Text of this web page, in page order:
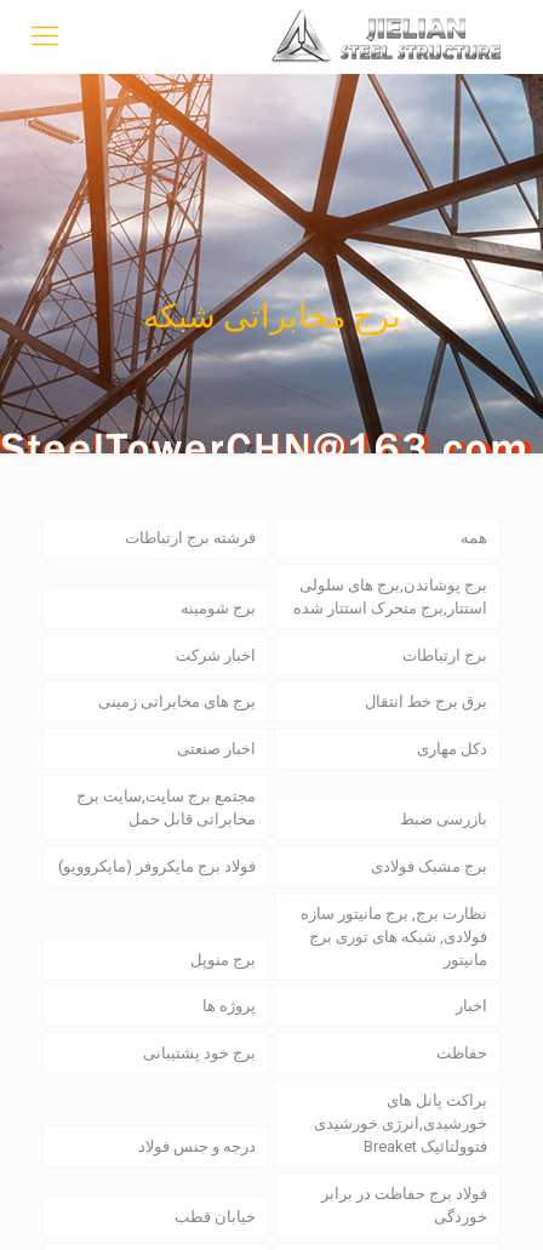
برج مخابراتی شبکه
همه فرشته برج ارتباطات
برج پوشاندن,برج های سلولی
استتار,برج متحرک استتار شده
برج شومینه
برج ارتباطات اخبار شرکت
برق برج خط انتقال برج های مخابراتی زمینی
دکل مهاری اخبار صنعتی
بازرسی ضبط
مجتمع برج سایت,سایت برج
مخابراتی قابل حمل
برج مشبک فولادی فولاد برج مایکروفر (مایکروویو)
نظارت برج, برج مانیتور سازه
فولادی, شبکه های توری برج
مانیتور
برج منوپل
اخبار پروژه ها
حفاظت برج خود پشتیبانی
براکت پانل های
خورشیدی,انرژی خورشیدی
فتوولتائیک Breaket
درجه و جنس فولاد
فولاد برج حفاظت در برابر
خوردگی
خیابان قطب